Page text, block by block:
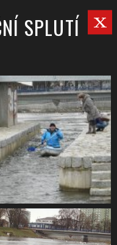
SPLUTÍ